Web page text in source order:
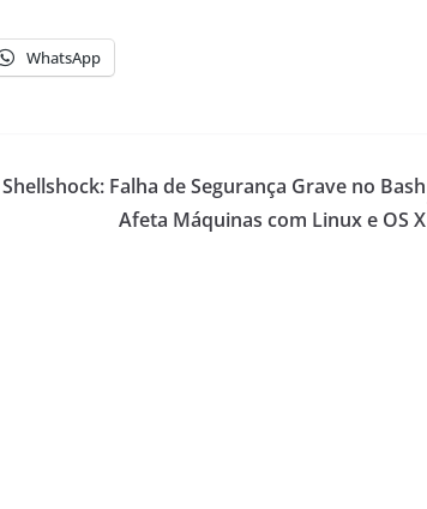
WhatsApp
Shellshock: Falha de Segurança Grave no Bash
Afeta Máquinas com Linux e OS X